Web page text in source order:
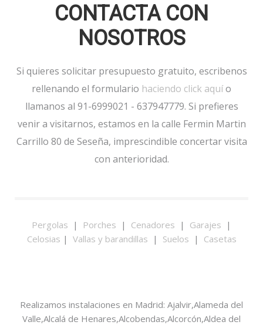
CONTACTA CON
NOSOTROS
Si quieres solicitar presupuesto gratuito, escribenos
rellenando el formulario haciendo click aquío
llamanos al 91-6999021 - 637947779. Si prefieres
venir a visitarnos, estamos en la calle Fermin Martin
Carrillo 80 de Seseña, imprescindible concertar visita
con anterioridad.
Pergolas | Porches | Cenadores | Garajes |
Celosias | Vallas y barandillas | Suelos | Casetas
Realizamos instalaciones en Madrid: Ajalvir,Alameda del
Valle,Alcalá de Henares,Alcobendas,Alcorcón,Aldea del